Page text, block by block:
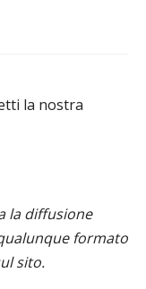
la nostra
la diffusione
formato
sito.